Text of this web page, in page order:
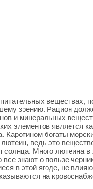
веществах,
зрению. Рацион
и минеральных
элементов является
Каротином богаты
ведь это
солнца. Много лютеина
знают о пользе
в этой ягоде, не
на